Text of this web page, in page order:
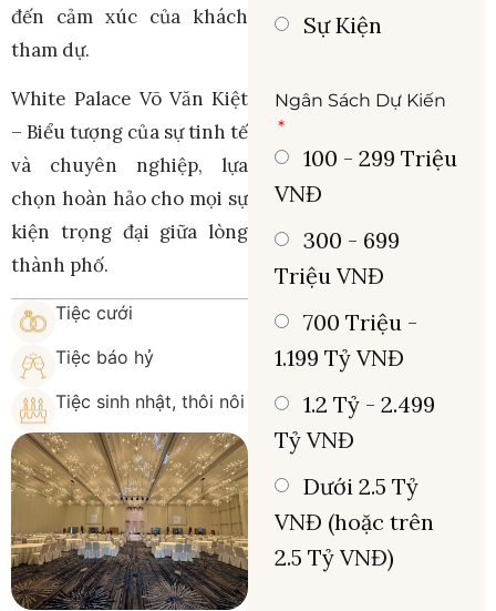
đến cảm xúc của khách
tham dự.
White Palace Võ Văn Kiệt
– Biểu tượng của sự tinh tế
và chuyên nghiệp, lựa
chọn hoàn hảo cho mọi sự
kiện trọng đại giữa lòng
thành phố.
Tiệc cưới
Tiệc báo hỷ
Tiệc sinh nhật, thôi nôi
Sự Kiện
Ngân Sách Dự Kiến
100 - 299 Triệu
VNĐ
300 - 699
Triệu VNĐ
700 Triệu -
1.199 Tỷ VNĐ
1.2 Tỷ - 2.499
Tỷ VNĐ
Dưới 2.5 Tỷ
VNĐ (hoặc trên
2.5 Tỷ VNĐ)